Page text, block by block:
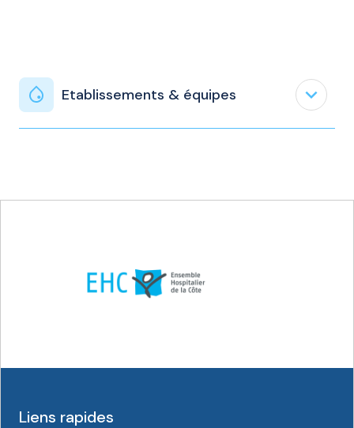
Etablissements & équipes expand_less
Liens rapides